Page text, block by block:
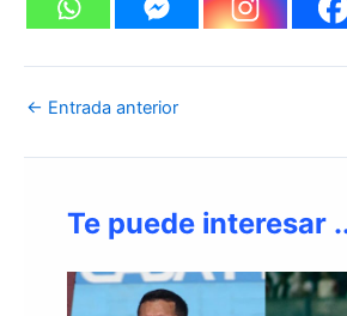
← Entrada anterior
Te puede interesar